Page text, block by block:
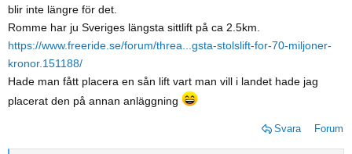
:
blir inte längre för det.
Romme har ju Sveriges längsta sittlift på ca 2.5km.
https://www.freeride.se/forum/threa...gsta-stolslift-for-70-miljoner-
kronor.151188/
Hade man fått placera en sån lift vart man vill i landet hade jag
placerat den på annan anläggning
Svara Forum